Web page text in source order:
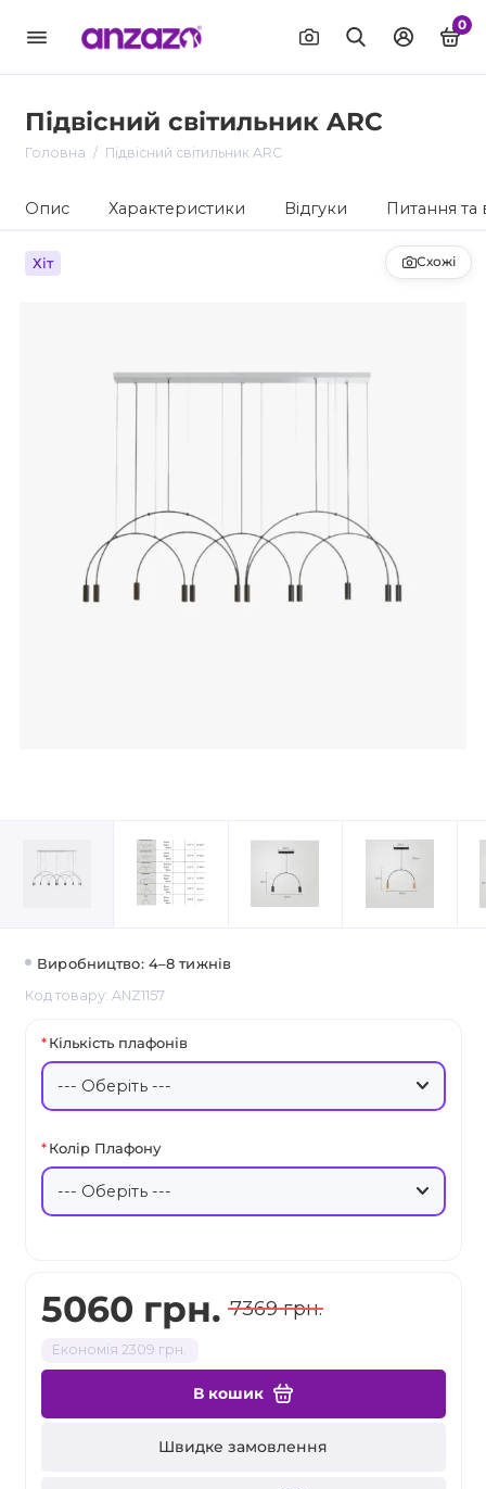
0
Підвісний світильник ARC
Головна Підвісний світильник ARC
Опис Характеристики Відгуки Питання та
Хіт Схожі
Виробництво: 4–8 тижнів
Код товару: ANZ1157
5060 грн. 7369 грн.
Економія 2309 грн.
В кошик
Швидке замовлення
Кількість плафонів
Колір Плафону